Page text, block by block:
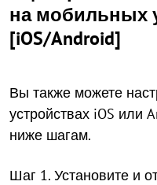
на мобильных
[iOS/Android]
Вы также можете
устройствах iOS или
ниже шагам.
Шаг 1. Установите и